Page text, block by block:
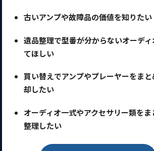
古いアンプや故障品の価値を知りたい
遺品整理で型番が分からないオーデ
てほしい
買い替えでアンプやプレーヤーをまと
却したい
オーディオ一式やアクセサリー類をま
整理したい